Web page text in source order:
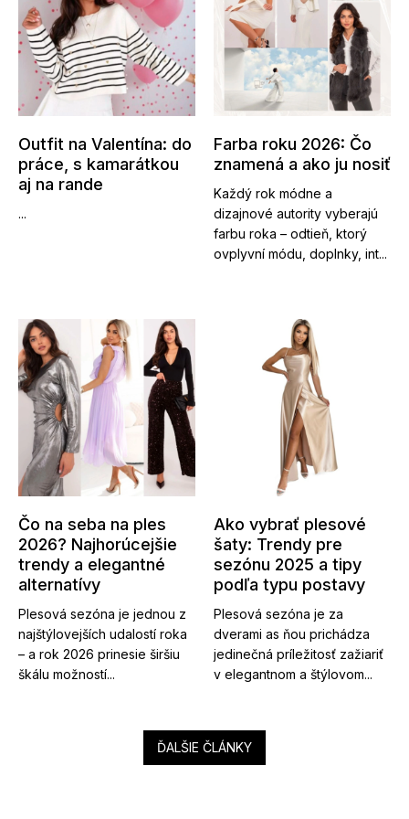
Outfit na Valentína: do
práce, s kamarátkou
aj na rande
...
Farba roku 2026: Čo
znamená a ako ju nosiť
Každý rok módne a
dizajnové autority vyberajú
farbu roka – odtieň, ktorý
ovplyvní módu, doplnky, int...
Čo na seba na ples
2026? Najhorúcejšie
trendy a elegantné
alternatívy
Plesová sezóna je jednou z
najštýlovejších udalostí roka
– a rok 2026 prinesie širšiu
škálu možností...
Ako vybrať plesové
šaty: Trendy pre
sezónu 2025 a tipy
podľa typu postavy
Plesová sezóna je za
dverami as ňou prichádza
jedinečná príležitosť zažiariť
v elegantnom a štýlovom...
ĎALŠIE ČLÁNKY